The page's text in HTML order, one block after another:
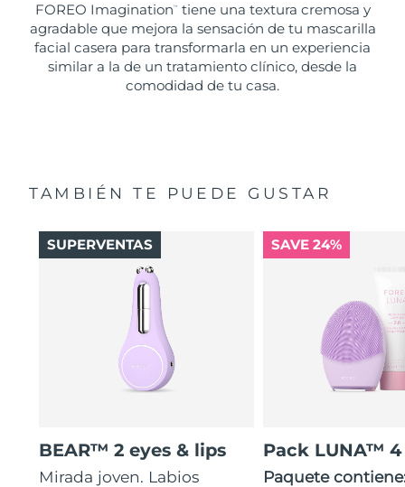
FOREO Imagination ™
tiene una textura cremosa y
agradable que mejora la sensación de tu mascarilla
facial casera para transformarla en un experiencia
similar a la de un tratamiento clínico, desde la
comodidad de tu casa.
TAMBIÉN TE PUEDE GUSTAR
BEAR™ 2 eyes & lips
Mirada joven. Labios
SUPERVENTAS SAVE 24%
Pack LUNA™ 4
Paquete